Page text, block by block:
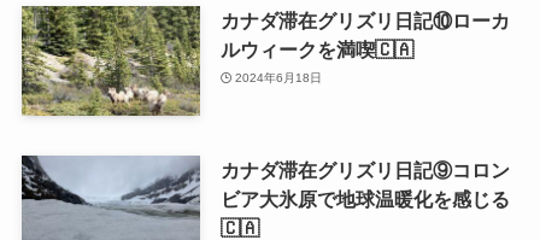
カナダ滞在グリズリ日記⑩ローカ
ルウィークを満喫🇨🇦
2024年6月18日
カナダ滞在グリズリ日記⑨コロン
ビア大氷原で地球温暖化を感じる
🇨🇦